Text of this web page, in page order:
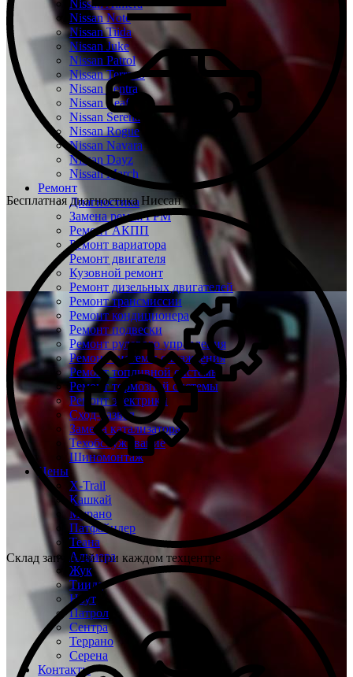
Nissan Almera
Nissan Note
Nissan Tiida
Nissan Juke
Nissan Patrol
Nissan Terrano
Nissan Sentra
Nissan Leaf
Nissan Serena
Nissan Rogue
Nissan Navara
Nissan Dayz
Nissan March
Ремонт
Диагностика
Замена ремня ГРМ
Ремонт АКПП
Ремонт вариатора
Ремонт двигателя
Кузовной ремонт
Ремонт дизельных двигателей
Ремонт трансмиссии
Ремонт кондиционера
Ремонт подвески
Ремонт рулевого управления
Ремонт системы охлаждения
Ремонт топливной системы
Ремонт тормозной системы
Ремонт электрики
Сход-развал
Замена катализатора
Техобслуживание
Шиномонтаж
Цены
X-Trail
Кашкай
Мурано
Патфайндер
Теана
Альмера
Жук
Тиида
Ноут
Патрол
Сентра
Террано
Серена
Контакты
Бесплатная диагностика Ниссан
Склад запчастей при каждом техцентре